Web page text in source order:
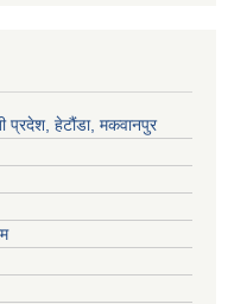
प्रदेश, हेटौंडा, मकवानपुर